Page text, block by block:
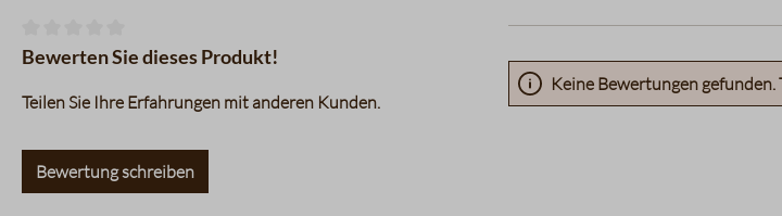
Durchschnittliche Bewertung von 0 von 5 Sternen
Bewerten Sie dieses Produkt!
Teilen Sie Ihre Erfahrungen mit anderen Kunden.
Bewertung schreiben
Keine Bewertungen